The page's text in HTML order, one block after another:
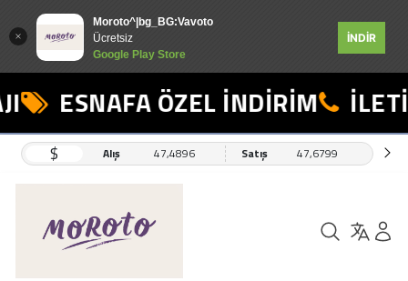
Moroto^|bg_BG:Vavoto
Ücretsiz
Google Play Store
İNDİR
ESNAFA ÖZEL İNDİRİM
$ Alış 47,4896 Satış 47,6799